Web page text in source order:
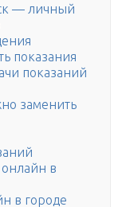
— личный
показания
показаний
заменить
онлайн в
в городе